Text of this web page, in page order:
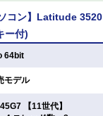
コン】Latitude 3520
ー付)
64bit
モデル
【11世代】